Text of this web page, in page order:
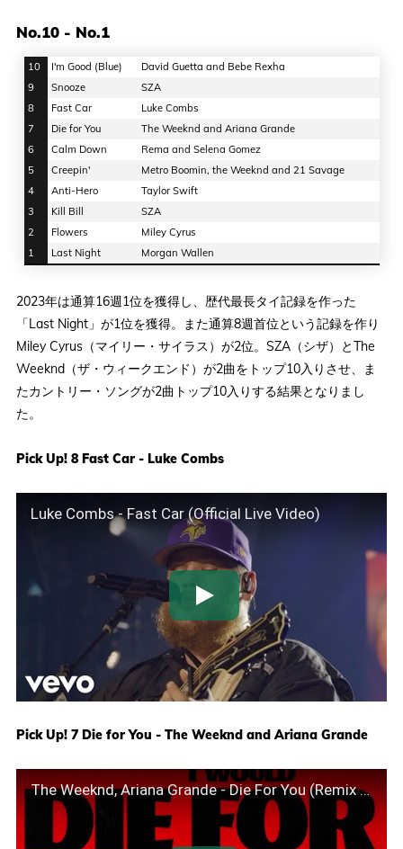
No.10 - No.1
10 I'm Good (Blue)
David Guetta and Bebe Rexha
9
Snooze
SZA
8
Fast Car
Luke Combs
7
Die for You
The Weeknd and Ariana Grande
6
Calm Down
Rema and Selena Gomez
5
Creepin'
Metro Boomin, the Weeknd and 21 Savage
4
Anti-Hero
Taylor Swift
3
Kill Bill
SZA
2
Flowers
Miley Cyrus
1
Last Night Morgan Wallen
2023年は通算16週1位を獲得し、歴代最長タイ記録を作った
「Last Night」が1位を獲得。また通算8週首位という記録を作り
Miley Cyrus（マイリー・サイラス）が2位。SZA（シザ）とThe
Weeknd（ザ・ウィークエンド）が2曲をトップ10入りさせ、ま
たカントリー・ソングが2曲トップ10入りする結果となりまし
た。
Pick Up! 8 Fast Car - Luke Combs
Luke Combs - Fast Car (Official Live Video)
Pick Up! 7 Die for You - The Weeknd and Ariana Grande
The Weeknd, Ariana Grande - Die For You (Remix / Lyric Video)